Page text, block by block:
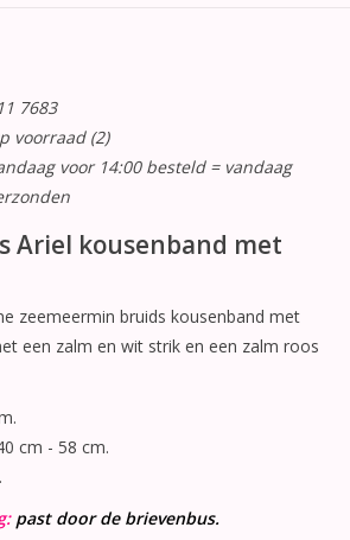
7683
voorraad(2)
voor 14:00 besteld = vandaag
Ariel kousenband met
zeemeermin bruids kousenband met
een zalm en wit strik en een zalm roos
cm - 58 cm.
past door de brievenbus.